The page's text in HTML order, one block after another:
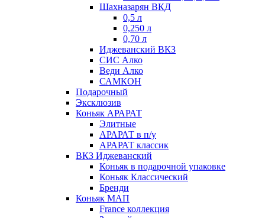
Шахназарян ВКД
0,5 л
0,250 л
0,70 л
Иджеванский ВКЗ
СИС Алко
Веди Алко
САМКОН
Подарочный
Эксклюзив
Коньяк АРАРАТ
Элитные
АРАРАТ в п/у
АРАРАТ классик
ВКЗ Иджеванский
Коньяк в подарочной упаковке
Коньяк Классический
Бренди
Коньяк МАП
France коллекция